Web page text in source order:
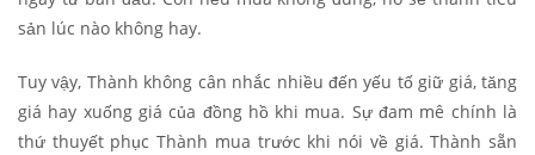
sản lúc nào không hay.
Tuy vậy, Thành không cân nhắc nhiều đến yếu tố giữ giá, tăng
giá hay xuống giá của đồng hồ khi mua. Sự đam mê chính là
thứ thuyết phục Thành mua trước khi nói về giá. Thành sẵn